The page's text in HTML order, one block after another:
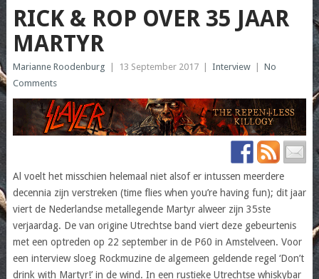
RICK & ROP OVER 35 JAAR
MARTYR
Marianne Roodenburg 13 September 2017 Interview
No
Comments
Al voelt het misschien helemaal niet alsof er intussen meerdere
decennia zijn verstreken (time flies when you’re having fun); dit jaar
viert de Nederlandse metallegende Martyr alweer zijn 35ste
verjaardag. De van origine Utrechtse band viert deze gebeurtenis
met een optreden op 22 september in de P60 in Amstelveen. Voor
een interview sloeg Rockmuzine de algemeen geldende regel ‘Don’t
drink with Martyr!’ in de wind. In een rustieke Utrechtse whiskybar